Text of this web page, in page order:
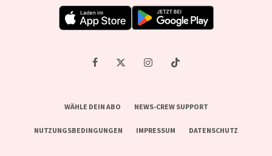
WÄHLE DEIN ABO NEWS-CREW SUPPORT
NUTZUNGSBEDINGUNGEN IMPRESSUM DATENSCHUTZ